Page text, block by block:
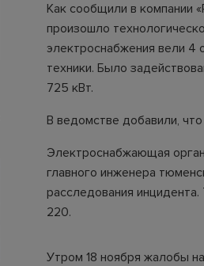
Как сообщили в компании
произошло
электроснабжения вели 4
техники. Было
725 кВт.
В ведомстве добавили,
Электроснабжающая
главного инженера
расследования
220.
Утром 18 ноября жалобы